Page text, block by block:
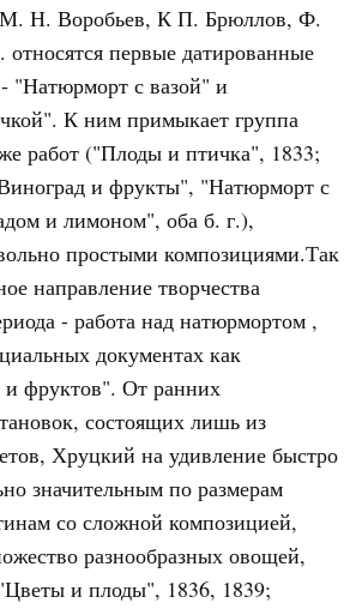
Н. Воробьев, К П. Брюллов, Ф.
первые датированные
"Натюрморт с вазой" и
К ним примыкает группа
работ ("Плоды и птичка", 1833;
и фрукты", "Натюрморт с
и лимоном", оба б. г.),
простыми композициями.Так
направление творчества
- работа над натюрмортом ,
документах как
и фруктов". От ранних
состоящих лишь из
Хруцкий на удивление быстро
значительным по размерам
со сложной композицией,
разнообразных овощей,
и плоды", 1836, 1839;